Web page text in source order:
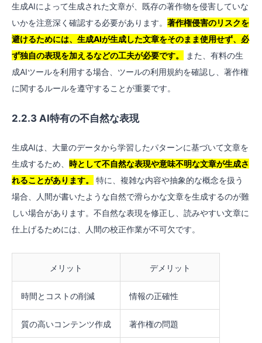
生成AIによって生成された文章が、既存の著作物を侵害していな
いかを注意深く確認する必要があります。 著作権侵害のリスクを
避けるためには、生成AIが生成した文章をそのまま使用せず、必
ず独自の表現を加えるなどの工夫が必要です。
また、有料の生
成AIツールを利用する場合、ツールの利用規約を確認し、著作権
に関するルールを遵守することが重要です。
2.2.3 AI特有の不自然な表現
生成AIは、大量のデータから学習したパターンに基づいて文章を
生成するため、 時として不自然な表現や意味不明な文章が生成さ
れることがあります。
特に、複雑な内容や抽象的な概念を扱う
場合、人間が書いたような自然で滑らかな文章を生成するのが難
しい場合があります。不自然な表現を修正し、読みやすい文章に
仕上げるためには、人間の校正作業が不可欠です。
メリット デメリット
時間とコストの削減 情報の正確性
質の高いコンテンツ作成 著作権の問題